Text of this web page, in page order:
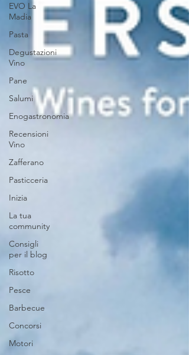
EVO La
Madia
Pasta
Degustazioni
Vino
Pane
Salumi
Enogastronomia
Recensioni
Vino
Zafferano
Pasticceria
Inizia
La tua
community
Consigli
per il blog
Risotto
Pesce
Barbecue
Concorsi
Motori